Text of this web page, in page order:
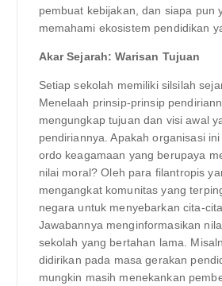
pembuat kebijakan, dan siapa pun
memahami ekosistem pendidikan
Akar Sejarah: Warisan Tujuan
Setiap sekolah memiliki silsilah
Menelaah prinsip-prinsip
mengungkap tujuan dan visi awal
pendiriannya. Apakah organisasi
ordo keagamaan yang berupaya
nilai moral? Oleh para filantropis
mengangkat komunitas yang
negara untuk menyebarkan cita-
Jawabannya menginformasikan
sekolah yang bertahan lama.
didirikan pada masa gerakan
mungkin masih menekankan